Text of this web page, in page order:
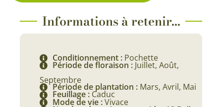
Informations à retenir...
Conditionnement : Pochette
Période de floraison : Juillet, Août,
Septembre
Période de plantation : Mars, Avril, Mai
Feuillage : Caduc
Mode de vie :Vivace